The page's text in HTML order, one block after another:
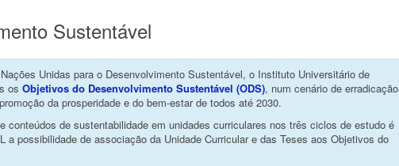
Sustentável
Unidas para o Desenvolvimento Sustentável, o Instituto Universitário de
os Objetivos do Desenvolvimento Sustentável (ODS), num cenário de erradicação
da prosperidade e do bem-estar de todos até 2030.
conteúdos de sustentabilidade em unidades curriculares nos três ciclos de estudo é
a possibilidade de associação da Unidade Curricular e das Teses aos Objetivos do